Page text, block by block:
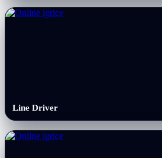
Line Driver